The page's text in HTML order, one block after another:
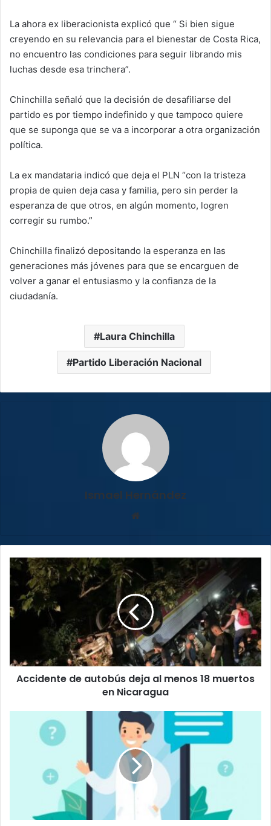
La ahora ex liberacionista explicó que “ Si bien sigue
creyendo en su relevancia para el bienestar de Costa Rica,
no encuentro las condiciones para seguir librando mis
luchas desde esa trinchera”.
Chinchilla señaló que la decisión de desafiliarse del
partido es por tiempo indefinido y que tampoco quiere
que se suponga que se va a incorporar a otra organización
política.
La ex mandataria indicó que deja el PLN “con la tristeza
propia de quien deja casa y familia, pero sin perder la
esperanza de que otros, en algún momento, logren
corregir su rumbo.”
Chinchilla finalizó depositando la esperanza en las
generaciones más jóvenes para que se encarguen de
volver a ganar el entusiasmo y la confianza de la
ciudadanía.
Laura Chinchilla
Partido Liberación Nacional
Ismael Hernández
Accidente
de
autobús
deja
al
en
Nicaragua
Accidente de autobús deja al menos 18 muertos
en Nicaragua
atención
MEP